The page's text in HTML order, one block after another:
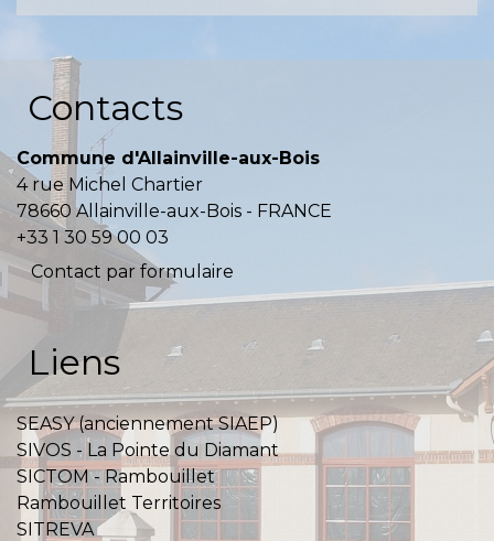
Contacts
Commune d'Allainville-aux-Bois
4 rue Michel Chartier
78660 Allainville-aux-Bois - FRANCE
+33 1 30 59 00 03
Contact par formulaire
Liens
SEASY (anciennement SIAEP)
SIVOS - La Pointe du Diamant
SICTOM - Rambouillet
Rambouillet Territoires
SITREVA